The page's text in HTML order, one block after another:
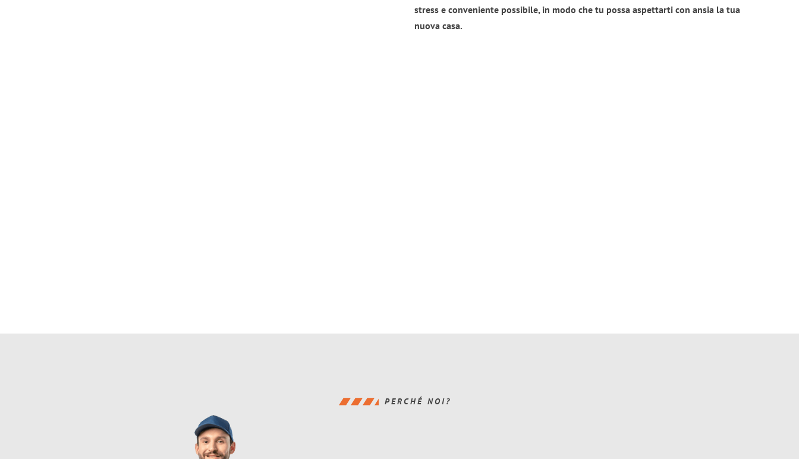
stress e conveniente possibile, in modo che tu possa aspettarti con ansia la tua
nuova casa.
PERCHÉ NOI?